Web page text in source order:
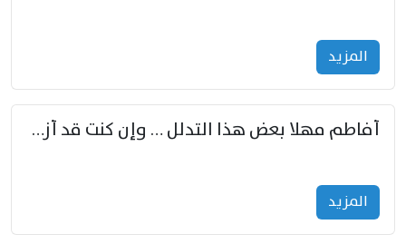
المزید
أفاطم مهلا بعض هذا التدلل … وإن كنت قد أزمعت صرمي فأجملي
المزید